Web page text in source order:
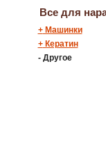
Все для
+Машинки
+Кератин
-Другое